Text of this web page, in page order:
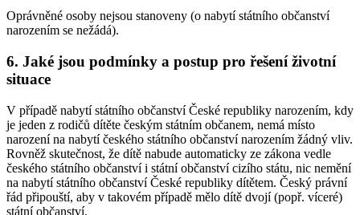
Oprávněné osoby nejsou stanoveny (o nabytí státního občanství
narozením se nežádá).
6. Jaké jsou podmínky a postup pro řešení životní
situace
V případě nabytí státního občanství České republiky narozením, kdy
je jeden z rodičů dítěte českým státním občanem, nemá místo
narození na nabytí českého státního občanství narozením žádný vliv.
Rovněž skutečnost, že dítě nabude automaticky ze zákona vedle
českého státního občanství i státní občanství cizího státu, nic nemění
na nabytí státního občanství České republiky dítětem. Český právní
řád připouští, aby v takovém případě mělo dítě dvojí (popř. víceré)
státní občanství.